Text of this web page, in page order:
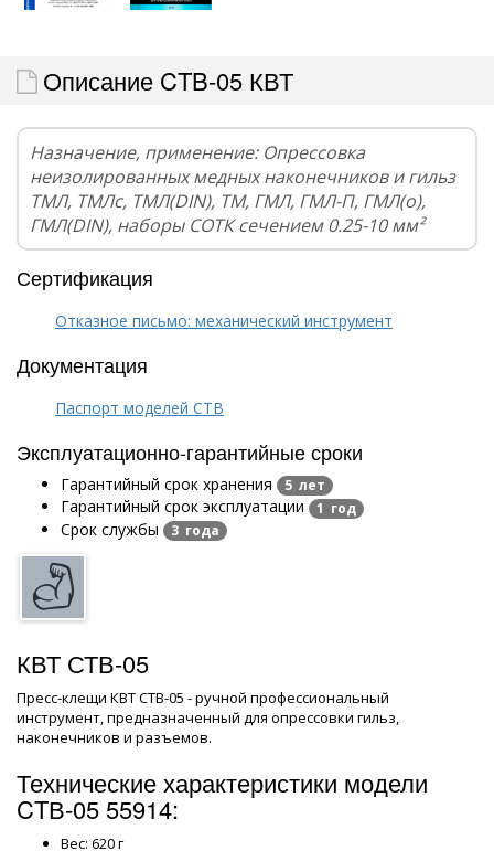
Описание CTB-05 КВТ
Назначение, применение: Опрессовка
неизолированных медных наконечников и гильз
ТМЛ, ТМЛс, ТМЛ(DIN), ТМ, ГМЛ, ГМЛ-П, ГМЛ(о),
ГМЛ(DIN), наборы СОТК сечением 0.25-10 мм²
Сертификация
Отказное письмо: механический инструмент
Документация
Паспорт моделей CTB
Эксплуатационно-гарантийные сроки
Гарантийный срок хранения 5 лет
Гарантийный срок эксплуатации 1 год
Срок службы 3 года
КВТ СТВ-05
Пресс-клещи КВТ СТВ-05 - ручной профессиональный
инструмент, предназначенный для опрессовки гильз,
наконечников и разъемов.
Технические характеристики модели
CTВ-05 55914:
Вес: 620 г